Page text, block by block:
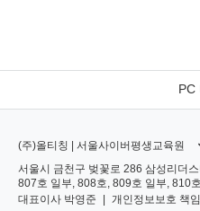
PC
(주)올티칭 | 서울사이버평생교육원
서울시 금천구 벚꽃로 286 삼성리더스
807호 일부, 808호, 809호 일부, 810호
대표이사 박영준 개인정보보호 책